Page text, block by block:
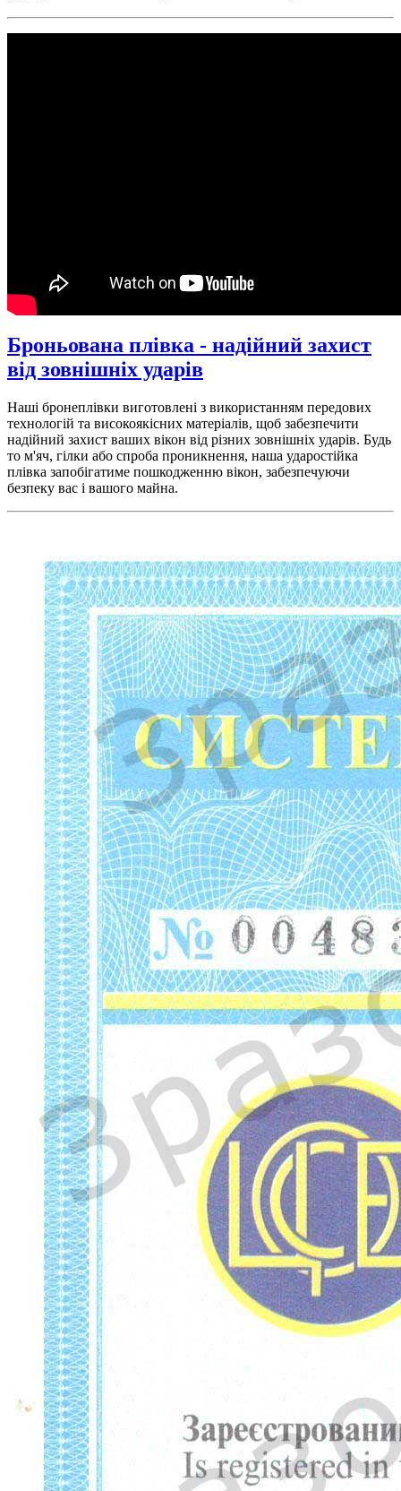
Броньована плівка - надійний захист
від зовнішніх ударів
Наші бронеплівки виготовлені з використанням передових
технологій та високоякісних матеріалів, щоб забезпечити
надійний захист ваших вікон від різних зовнішніх ударів. Будь
то м'яч, гілки або спроба проникнення, наша ударостійка
плівка запобігатиме пошкодженню вікон, забезпечуючи
безпеку вас і вашого майна.